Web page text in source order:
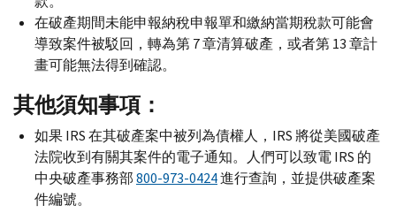
在破產期間未能申報納稅申報單和繳納當期稅款可能會
導致案件被駁回，轉為第 7 章清算破產，或者第 13 章計
畫可能無法得到確認。
其他須知事項：
如果IRS在其破產案中被列為債權人， IRS 將從美國破產
法院收到有關其案件的電子通知。人們可以致電IRS 的
中央破產事務部800-973-0424進行查詢，並提供破產案
件編號。